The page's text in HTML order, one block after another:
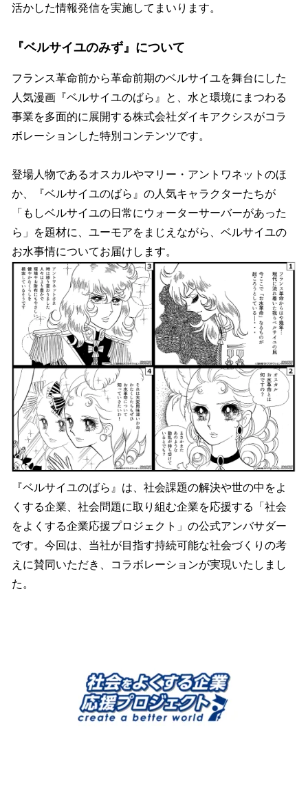
活かした情報発信を実施してまいります。
『ベルサイユのみず』について
フランス革命前から革命前期のベルサイユを舞台にした
人気漫画『ベルサイユのばら』と、水と環境にまつわる
事業を多面的に展開する株式会社ダイキアクシスがコラ
ボレーションした特別コンテンツです。
登場人物であるオスカルやマリー・アントワネットのほ
か、『ベルサイユのばら』の人気キャラクターたちが
「もしベルサイユの日常にウォーターサーバーがあった
ら」を題材に、ユーモアをまじえながら、ベルサイユの
お水事情についてお届けします。
『ベルサイユのばら』は、社会課題の解決や世の中をよ
くする企業、社会問題に取り組む企業を応援する「社会
をよくする企業応援プロジェクト」の公式アンバサダー
です。今回は、当社が目指す持続可能な社会づくりの考
えに賛同いただき、コラボレーションが実現いたしまし
た。